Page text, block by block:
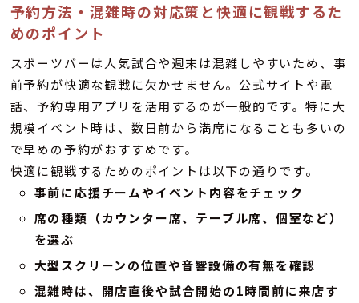
予約方法・混雑時の対応策と快適に観戦するた
めのポイント
スポーツバーは人気試合や週末は混雑しやすいため、事
前予約が快適な観戦に欠かせません。公式サイトや電
話、予約専用アプリを活用するのが一般的です。特に大
規模イベント時は、数日前から満席になることも多いの
で早めの予約がおすすめです。
快適に観戦するためのポイントは以下の通りです。
事前に応援チームやイベント内容をチェック
席の種類（カウンター席、テーブル席、個室など）
を選ぶ
大型スクリーンの位置や音響設備の有無を確認
混雑時は、開店直後や試合開始の1時間前に来店す